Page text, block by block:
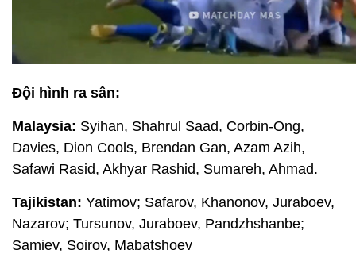
Đội hình ra sân:
Malaysia: Syihan, Shahrul Saad, Corbin-Ong,
Davies, Dion Cools, Brendan Gan, Azam Azih,
Safawi Rasid, Akhyar Rashid, Sumareh, Ahmad.
Tajikistan: Yatimov; Safarov, Khanonov, Juraboev,
Nazarov; Tursunov, Juraboev, Pandzhshanbe;
Samiev, Soirov, Mabatshoev